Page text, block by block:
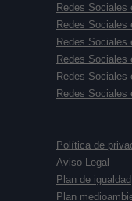
Redes Sociales
Redes Sociales
Redes Sociales
Redes Sociales
Redes Sociales
Redes Sociales
Política de
Aviso Legal
Plan de igualdad
Plan